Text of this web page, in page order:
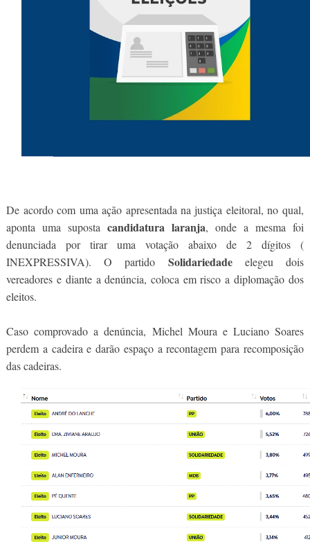
De acordo com uma ação apresentada na justiça eleitoral, no qual,
aponta uma suposta candidatura laranja, onde a mesma foi
denunciada por tirar uma votação abaixo de 2 dígitos (
INEXPRESSIVA). O partido Solidariedadeelegeu dois
vereadores e diante a denúncia, coloca em risco a diplomação dos
eleitos.
Caso comprovado a denúncia, Michel Moura e Luciano Soares
perdem a cadeira e darão espaço a recontagem para recomposição
das cadeiras.